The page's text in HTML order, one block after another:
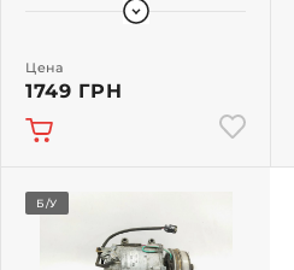
Цена
1749 ГРН
Б/У